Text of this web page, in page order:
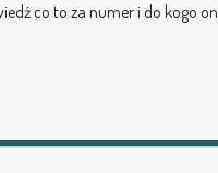
co to za numer i do kogo on